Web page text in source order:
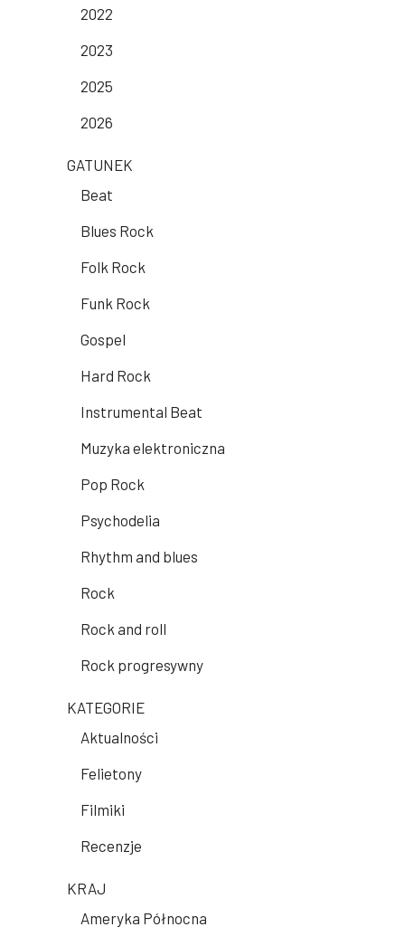
2022
2023
2025
2026
GATUNEK
Beat
Blues Rock
Folk Rock
Funk Rock
Gospel
Hard Rock
Instrumental Beat
Muzyka elektroniczna
Pop Rock
Psychodelia
Rhythm and blues
Rock
Rock and roll
Rock progresywny
KATEGORIE
Aktualności
Felietony
Filmiki
Recenzje
KRAJ
Ameryka Północna